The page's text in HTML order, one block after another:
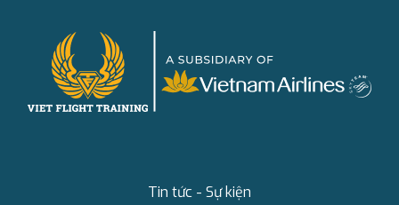
Tin tức - Sự kiện